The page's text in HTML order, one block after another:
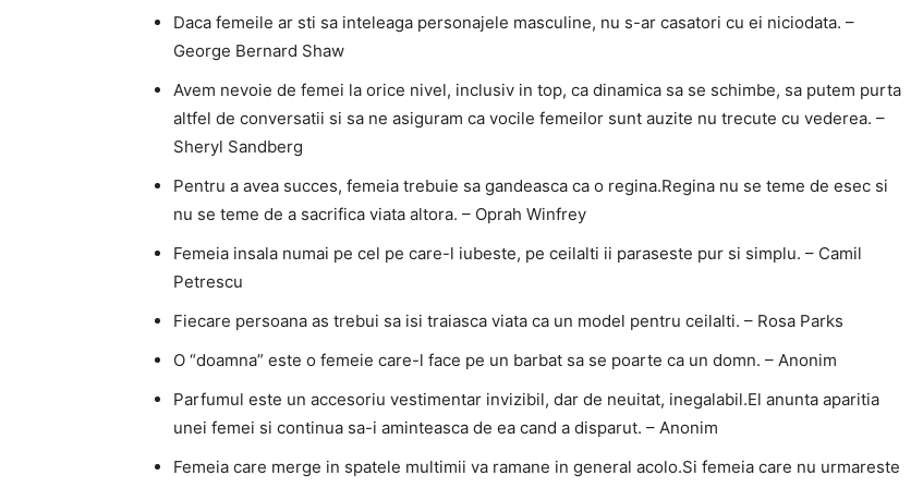
Daca femeile ar sti sa inteleaga personajele masculine, nu s-ar casatori cu ei niciodata. –
George Bernard Shaw
Avem nevoie de femei la orice nivel, inclusiv in top, ca dinamica sa se schimbe, sa putem purta
altfel de conversatii si sa ne asiguram ca vocile femeilor sunt auzite nu trecute cu vederea. –
Sheryl Sandberg
Pentru a avea succes, femeia trebuie sa gandeasca ca o regina.Regina nu se teme de esec si
nu se teme de a sacrifica viata altora. – Oprah Winfrey
Femeia insala numai pe cel pe care-l iubeste, pe ceilalti ii paraseste pur si simplu. – Camil
Petrescu
Fiecare persoana as trebui sa isi traiasca viata ca un model pentru ceilalti. – Rosa Parks
O “doamna” este o femeie care-l face pe un barbat sa se poarte ca un domn. – Anonim
Parfumul este un accesoriu vestimentar invizibil, dar de neuitat, inegalabil.El anunta aparitia
unei femei si continua sa-i aminteasca de ea cand a disparut. – Anonim
Femeia care merge in spatele multimii va ramane in general acolo.Si femeia care nu urmareste